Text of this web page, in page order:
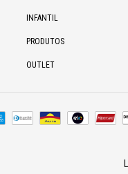
INFANTIL
PRODUTOS
OUTLET